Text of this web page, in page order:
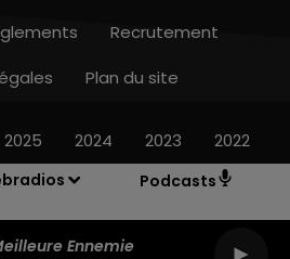
Podcasts
Ennemie
Recrutement
Plan du site
2025 2024 2023 2022